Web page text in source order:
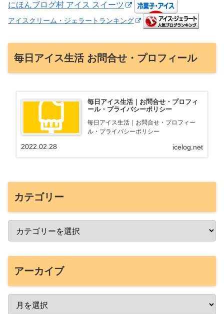
にほんブログ村 アイス スイーツ
アイスクリーム・ジェラートランキング
毎日アイス生活 お問合せ・プロフィール
毎日アイス生活｜お問合せ・プロフィ
ール・プライバシーポリシー
毎日アイス生活｜お問合せ・プロフィー
ル・プライバシーポリシー
icelog.net
2022.02.28
カテゴリー
アーカイブ